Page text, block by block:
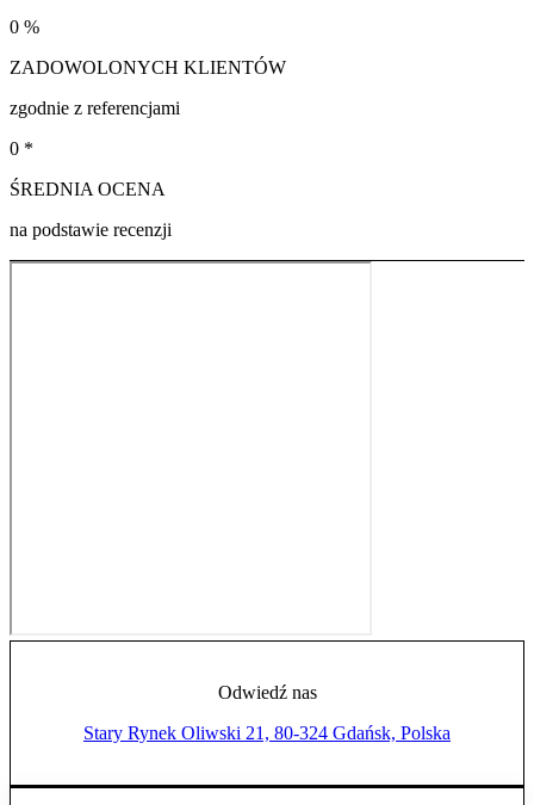
0 %
ZADOWOLONYCH KLIENTÓW
zgodnie z referencjami
0 *
ŚREDNIA OCENA
na podstawie recenzji
Odwiedź nas
Stary Rynek Oliwski 21, 80-324 Gdańsk, Polska